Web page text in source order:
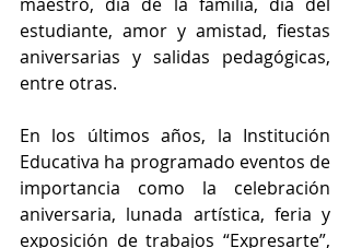
estudiante, amor y amistad, fiestas
aniversarias y salidas pedagógicas,
entre otras.
En los últimos años, la Institución
Educativa ha programado eventos de
importancia como la celebración
aniversaria, lunada artística, feria y
exposición de trabajos “Expresarte”,